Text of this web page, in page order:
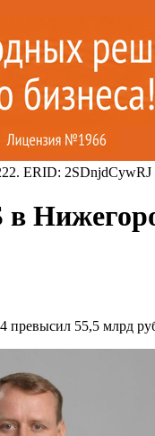
ERID: 2SDnjdCywRJ
превысил 55,5 млрд